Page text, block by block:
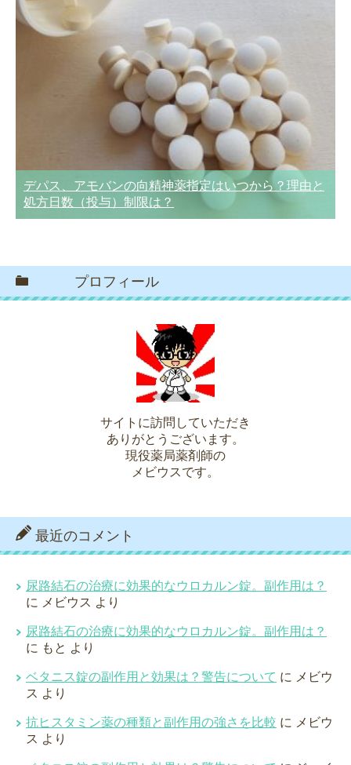
デパス、アモバンの向精神薬指定はいつから？理由と
処方日数（投与）制限は？
プロフィール
サイトに訪問していただき
ありがとうございます。
現役薬局薬剤師の
メビウスです。
最近のコメント
尿路結石の治療に効果的なウロカルン錠。副作用は？
に メビウス より
尿路結石の治療に効果的なウロカルン錠。副作用は？
に もと より
ベタニス錠の副作用と効果は？警告について に メビウ
ス より
抗ヒスタミン薬の種類と副作用の強さを比較 に メビウ
ス より